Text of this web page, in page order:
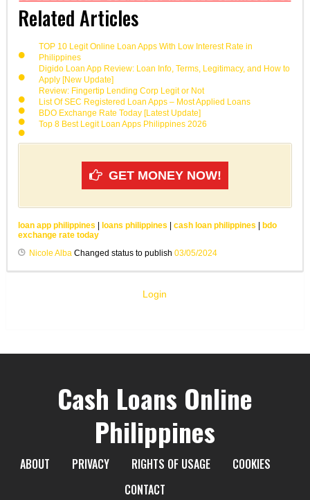
Related Articles
TOP 10 Legit Online Loan Apps With Low Interest Rate in
Philippines
Digido Loan App Review: Loan Info, Terms, Legitimacy, and How to
Apply [New Update]
Review: Fingertip Lending Corp Legit or Not
List Of SEC Registered Loan Apps – Most Applied Loans
BDO Exchange Rate Today [Latest Update]
Top 8 Best Legit Loan Apps Philippines 2026
GET MONEY NOW!
loan app philippines | loans philippines | cash loan philippines | bdo
exchange rate today
Nicole Alba Changed status to publish 03/05/2024
Login
Cash Loans Online
Philippines
ABOUT PRIVACY RIGHTS OF USAGE
COOKIES
CONTACT